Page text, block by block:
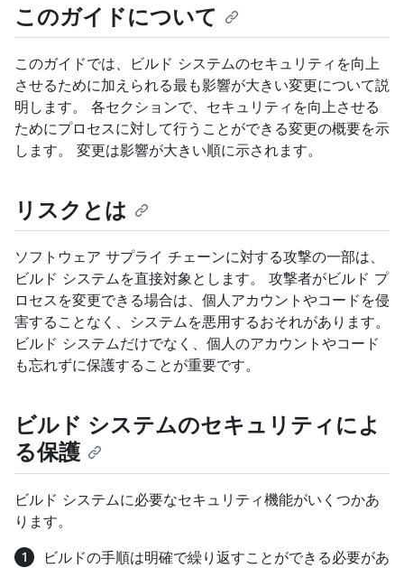
このガイドについて
このガイドでは、ビルド システムのセキュリティを向上
させるために加えられる最も影響が大きい変更について説
明します。 各セクションで、セキュリティを向上させる
ためにプロセスに対して行うことができる変更の概要を示
します。 変更は影響が大きい順に示されます。
リスクとは
ソフトウェア サプライ チェーンに対する攻撃の一部は、
ビルド システムを直接対象とします。 攻撃者がビルド プ
ロセスを変更できる場合は、個人アカウントやコードを侵
害することなく、システムを悪用するおそれがあります。
ビルド システムだけでなく、個人のアカウントやコード
も忘れずに保護することが重要です。
ビルド システムのセキュリティによ
る保護
ビルド システムに必要なセキュリティ機能がいくつかあ
ります。
ビルドの手順は明確で繰り返すことができる必要があ